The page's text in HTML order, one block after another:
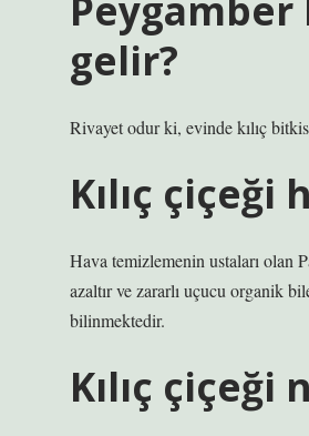
gelir?
Rivayet odur ki, evinde kılıç
Kılıç
Hava temizlemenin ustaları olan
azaltır ve zararlı uçucu organik
bilinmektedir.
Kılıç